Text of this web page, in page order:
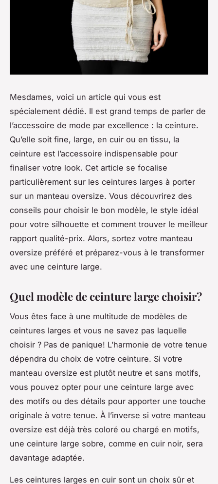
Mesdames, voici un article qui vous est
spécialement dédié. Il est grand temps de parler de
l’accessoire de mode par excellence : la ceinture.
Qu’elle soit fine, large, en cuir ou en tissu, la
ceinture est l’accessoire indispensable pour
finaliser votre look. Cet article se focalise
particulièrement sur les ceintures larges à porter
sur un manteau oversize. Vous découvrirez des
conseils pour choisir le bon modèle, le style idéal
pour votre silhouette et comment trouver le meilleur
rapport qualité-prix. Alors, sortez votre manteau
oversize préféré et préparez-vous à le transformer
avec une ceinture large.
Quel modèle de ceinture large choisir?
Vous êtes face à une multitude de modèles de
ceintures larges et vous ne savez pas laquelle
choisir ? Pas de panique! L’harmonie de votre tenue
dépendra du choix de votre ceinture. Si votre
manteau oversize est plutôt neutre et sans motifs,
vous pouvez opter pour une ceinture large avec
des motifs ou des détails pour apporter une touche
originale à votre tenue. À l’inverse si votre manteau
oversize est déjà très coloré ou chargé en motifs,
une ceinture large sobre, comme en cuir noir, sera
davantage adaptée.
Les ceintures larges en cuir sont un choix sûr et